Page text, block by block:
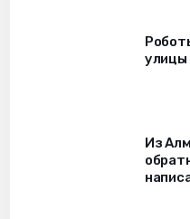
улицы
Из